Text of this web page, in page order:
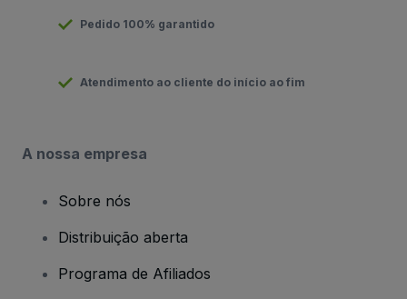
Pedido 100% garantido
Atendimento ao cliente do início ao fim
A nossa empresa
Sobre nós
Distribuição aberta
Programa de Afiliados